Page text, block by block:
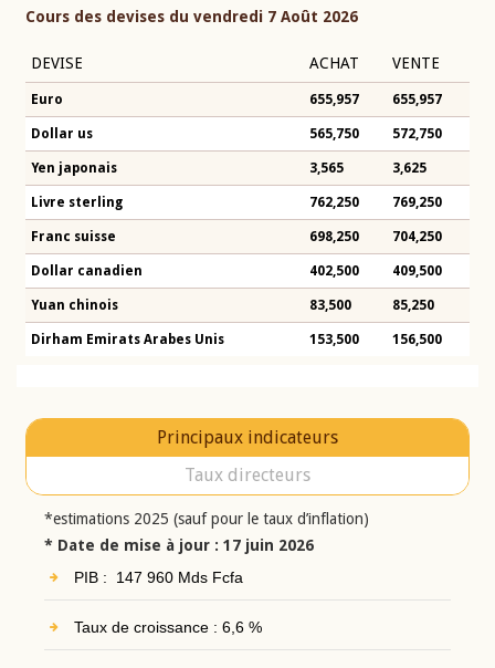
Cours des devises du vendredi 7 Août 2026
DEVISE ACHAT VENTE
Euro 655,957 655,957
Dollar us 565,750 572,750
Yen japonais 3,565 3,625
Livre sterling 762,250 769,250
Franc suisse 698,250 704,250
Dollar canadien 402,500 409,500
Yuan chinois 83,500 85,250
Dirham Emirats Arabes Unis 153,500 156,500
Principaux indicateurs
Taux directeurs
*estimations 2025 (sauf pour le taux d’inflation)
* Date de mise à jour : 17 juin 2026
PIB : 147 960 Mds Fcfa
Taux de croissance : 6,6 %